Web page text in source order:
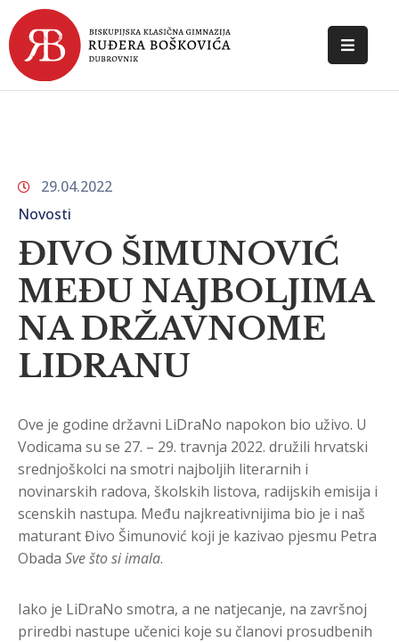
POČETNA
DOKUMENTI
KONTAKT
29.04.2022
Novosti
ĐIVO ŠIMUNOVIĆ
MEĐU NAJBOLJIMA
NA DRŽAVNOME
LIDRANU
Ove je godine državni LiDraNo napokon bio uživo. U
Vodicama su se 27. – 29. travnja 2022. družili hrvatski
srednjoškolci na smotri najboljih literarnih i
novinarskih radova, školskih listova, radijskih emisija i
scenskih nastupa. Među najkreativnijima bio je i naš
maturant Đivo Šimunović koji je kazivao pjesmu Petra
Obada Sve što si imala.
Iako je LiDraNo smotra, a ne natjecanje, na završnoj
priredbi nastupe učenici koje su članovi prosudbenih